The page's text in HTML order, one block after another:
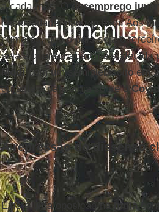
a cada mês. Odesemprego
necessidade, não um luxo. Aos
números, que o país seja o
seja a quarta nação mais afetada
Modicom um semiplebiscito em
durante a pandemia sobre oCovid
A repressão do dissenso
Existe uma oposição naÍndia